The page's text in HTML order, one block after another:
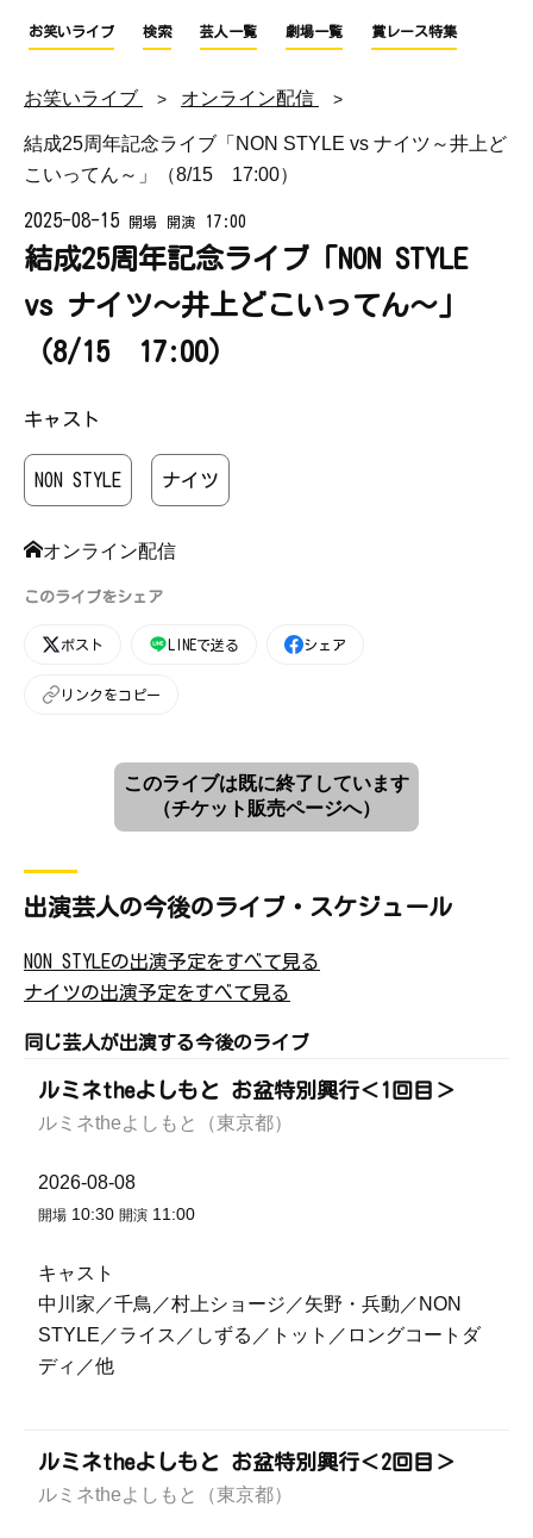
お笑いライブ 検索 芸人一覧 劇場一覧 賞レース特集
お笑いライブ オンライン配信
結成25周年記念ライブ「NON STYLE vs ナイツ～井上ど
こいってん～」（8/15 17:00）
2025-08-15 開場 開演 17:00
結成25周年記念ライブ「NON STYLE
vs ナイツ～井上どこいってん～」
（8/15 17:00）
キャスト
NON STYLE ナイツ
オンライン配信
このライブをシェア
ポスト LINEで送る シェア
リンクをコピー
このライブは既に終了しています
（チケット販売ページへ）
出演芸人の今後のライブ・スケジュール
NON STYLEの出演予定をすべて見る
ナイツの出演予定をすべて見る
同じ芸人が出演する今後のライブ
ルミネtheよしもと お盆特別興行＜1回目＞
ルミネtheよしもと（東京都）
2026-08-08
開場 10:30 開演 11:00
キャスト
中川家／千鳥／村上ショージ／矢野・兵動／NON
STYLE／ライス／しずる／トット／ロングコートダ
ディ／他
ルミネtheよしもと お盆特別興行＜2回目＞
ルミネtheよしもと（東京都）